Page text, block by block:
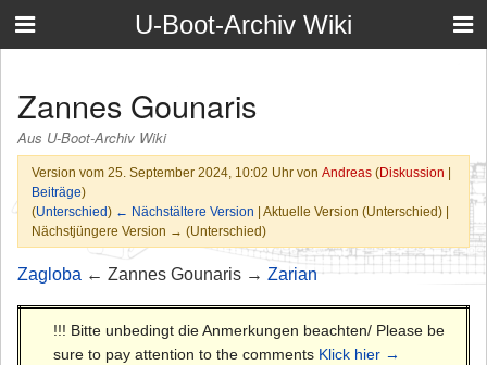
U-Boot-Archiv Wiki
Zannes Gounaris
Aus U-Boot-Archiv Wiki
Version vom 25. September 2024, 10:02 Uhr von Andreas (Diskussion |
Beiträge)
(Unterschied) ← Nächstältere Version | Aktuelle Version (Unterschied) |
Nächstjüngere Version → (Unterschied)
Zagloba ← Zannes Gounaris → Zarian
!!! Bitte unbedingt die Anmerkungen beachten/ Please be
sure to pay attention to the comments Klick hier →